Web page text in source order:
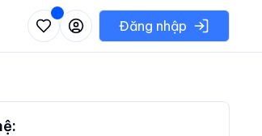
vực có thể chọnĐăng nhập